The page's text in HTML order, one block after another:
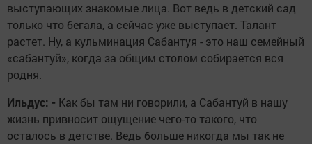
выступающих знакомые лица. Вот ведь в детский сад
только что бегала, а сейчас уже выступает. Талант
растет. Ну, а кульминация Сабантуя - это наш семейный
«сабантуй», когда за общим столом собирается вся
родня.
Ильдус: - Как бы там ни говорили, а Сабантуй в нашу
жизнь привносит ощущение чего-то такого, что
осталось в детстве. Ведь больше никогда мы так не